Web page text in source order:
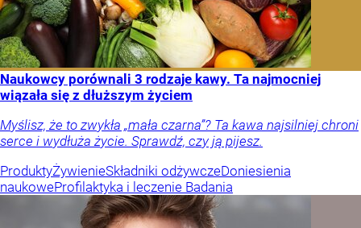
Naukowcy porównali 3 rodzaje kawy. Ta najmocniej
wiązała się z dłuższym życiem
Myślisz, że to zwykła „mała czarna”? Ta kawa najsilniej chroni
serce i wydłuża życie. Sprawdź, czy ją pijesz.
ProduktyŻywienieSkładniki odżywczeDoniesienia
naukoweProfilaktyka i leczenie Badania